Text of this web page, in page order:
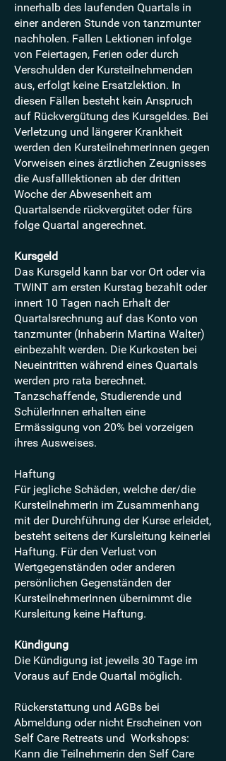
innerhalb des laufenden Quartals in
einer anderen Stunde von tanzmunter
nachholen. Fallen Lektionen infolge
von Feiertagen, Ferien oder durch
Verschulden der Kursteilnehmenden
aus, erfolgt keine Ersatzlektion. In
diesen Fällen besteht kein Anspruch
auf Rückvergütung des Kursgeldes. Bei
Verletzung und längerer Krankheit
werden den KursteilnehmerInnen gegen
Vorweisen eines ärztlichen Zeugnisses
die Ausfalllektionen ab der dritten
Woche der Abwesenheit am
Quartalsende rückvergütet oder fürs
folge Quartal angerechnet.
Kursgeld
Das Kursgeld kann bar vor Ort oder via
TWINT am ersten Kurstag bezahlt oder
innert 10 Tagen nach Erhalt der
Quartalsrechnung auf das Konto von
tanzmunter (Inhaberin Martina Walter)
einbezahlt werden. Die Kurkosten bei
Neueintritten während eines Quartals
werden pro rata berechnet.
Tanzschaffende, Studierende und
SchülerInnen erhalten eine
Ermässigung von 20% bei vorzeigen
ihres Ausweises.
Haftung
Für jegliche Schäden, welche der/die
KursteilnehmerIn im Zusammenhang
mit der Durchführung der Kurse erleidet,
besteht seitens der Kursleitung keinerlei
Haftung. Für den Verlust von
Wertgegenständen oder anderen
persönlichen Gegenständen der
KursteilnehmerInnen übernimmt die
Kursleitung keine Haftung.
Kündigung
Die Kündigung ist jeweils 30 Tage im
Voraus auf Ende Quartal möglich.
Rückerstattung und AGBs bei
Abmeldung oder nicht Erscheinen von
Self Care Retreats und Workshops:
Kann die Teilnehmerin den Self Care